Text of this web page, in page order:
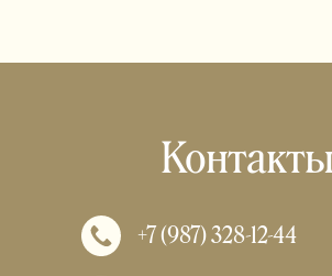
Контакты
+7 (987) 328-12-44